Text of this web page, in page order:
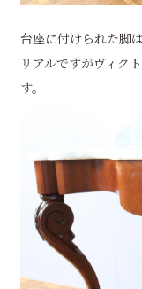
台座に付けられた脚
リアルですがヴィク
す。